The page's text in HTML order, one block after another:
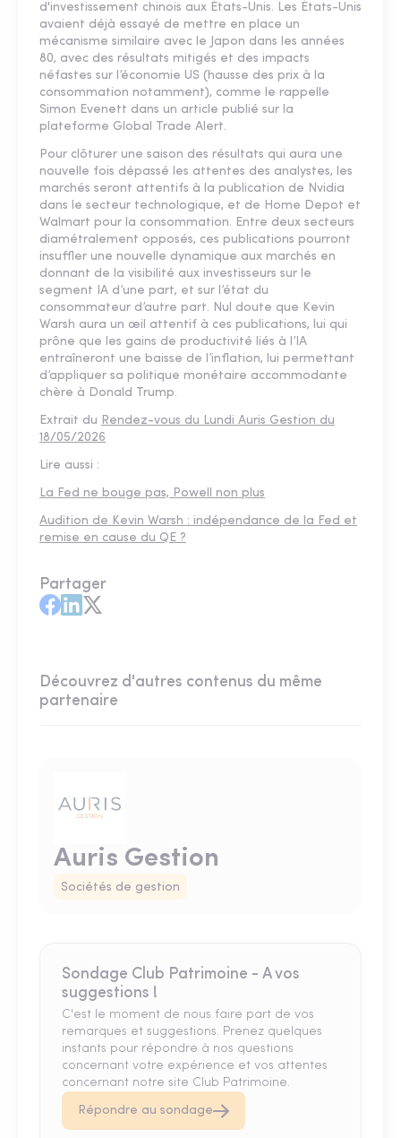
d'investissement chinois aux États-Unis. Les États-Unis
avaient déjà essayé de mettre en place un
mécanisme similaire avec le Japon dans les années
80, avec des résultats mitigés et des impacts
néfastes sur l’économie US (hausse des prix à la
consommation notamment), comme le rappelle
Simon Evenett dans un article publié sur la
plateforme Global Trade Alert.
Pour clôturer une saison des résultats qui aura une
nouvelle fois dépassé les attentes des analystes, les
marchés seront attentifs à la publication de Nvidia
dans le secteur technologique, et de Home Depot et
Walmart pour la consommation. Entre deux secteurs
diamétralement opposés, ces publications pourront
insuffler une nouvelle dynamique aux marchés en
donnant de la visibilité aux investisseurs sur le
segment IA d’une part, et sur l’état du
consommateur d’autre part. Nul doute que Kevin
Warsh aura un œil attentif à ces publications, lui qui
prône que les gains de productivité liés à l’IA
entraîneront une baisse de l’inflation, lui permettant
d’appliquer sa politique monétaire accommodante
chère à Donald Trump.
Extrait du Rendez-vous du Lundi Auris Gestion du
18/05/2026
Lire aussi :
La Fed ne bouge pas, Powell non plus
Audition de Kevin Warsh : indépendance de la Fed et
remise en cause du QE ?
Partager
Découvrez d'autres contenus du même
partenaire
Auris Gestion
Sociétés de gestion
Sondage Club Patrimoine - A vos
suggestions !
C'est le moment de nous faire part de vos
remarques et suggestions. Prenez quelques
instants pour répondre à nos questions
concernant votre expérience et vos attentes
concernant notre site Club Patrimoine.
Répondre au sondage